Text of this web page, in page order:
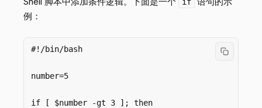
例：
#!/bin/bash
number=5
if [ $number -gt 3 ]; then